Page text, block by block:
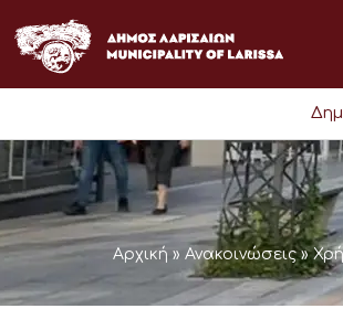
στο
περιεχόμενο
Αρχική » Ανακοινώσεις»